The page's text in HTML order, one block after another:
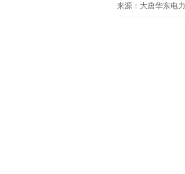
来源：大唐华东电